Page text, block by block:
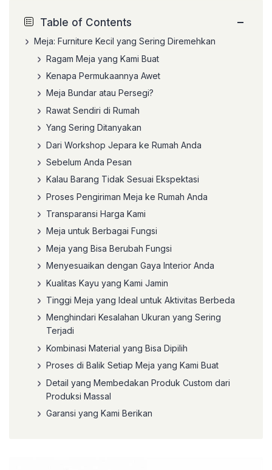
Table of Contents −
Meja: Furniture Kecil yang Sering Diremehkan
Ragam Meja yang Kami Buat
Kenapa Permukaannya Awet
Meja Bundar atau Persegi?
Rawat Sendiri di Rumah
Yang Sering Ditanyakan
Dari Workshop Jepara ke Rumah Anda
Sebelum Anda Pesan
Kalau Barang Tidak Sesuai Ekspektasi
Proses Pengiriman Meja ke Rumah Anda
Transparansi Harga Kami
Meja untuk Berbagai Fungsi
Meja yang Bisa Berubah Fungsi
Menyesuaikan dengan Gaya Interior Anda
Kualitas Kayu yang Kami Jamin
Tinggi Meja yang Ideal untuk Aktivitas Berbeda
Menghindari Kesalahan Ukuran yang Sering
Terjadi
Kombinasi Material yang Bisa Dipilih
Proses di Balik Setiap Meja yang Kami Buat
Detail yang Membedakan Produk Custom dari
Produksi Massal
Garansi yang Kami Berikan